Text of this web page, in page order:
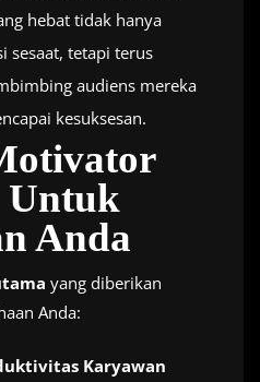
hebat tidak hanya
sesaat, tetapi terus
audiens mereka
kesuksesan.
Untuk
Anda
yang diberikan
Anda:
Karyawan